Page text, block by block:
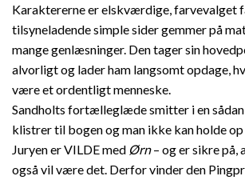
Karaktererne er elskværdige, farvevalget
tilsyneladende simple sider gemmer på
mange genlæsninger. Den tager sin
alvorligt og lader ham langsomt opdage,
være et ordentligt menneske.
Sandholts fortælleglæde smitter i en
klistrer til bogen og man ikke kan holde op
Juryen er VILDE med Ørn– og er sikre på,
også vil være det. Derfor vinder den